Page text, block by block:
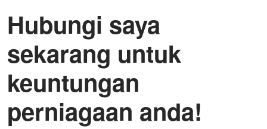
Hubungi saya
sekarang untuk
keuntungan
perniagaan anda!